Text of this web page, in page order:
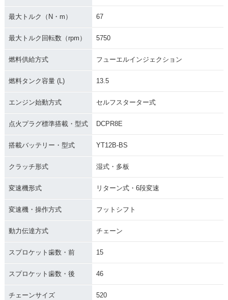
最大トルク（N・m） 67
最大トルク回転数（rpm） 5750
燃料供給方式 フューエルインジェクション
燃料タンク容量 (L) 13.5
エンジン始動方式 セルフスターター式
点火プラグ標準搭載・型式 DCPR8E
搭載バッテリー・型式 YT12B-BS
クラッチ形式 湿式・多板
変速機形式 リターン式・6段変速
変速機・操作方式 フットシフト
動力伝達方式 チェーン
スプロケット歯数・前 15
スプロケット歯数・後 46
チェーンサイズ 520